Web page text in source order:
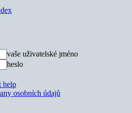
vaše uživatelské jméno
heslo
help
osobních údajů